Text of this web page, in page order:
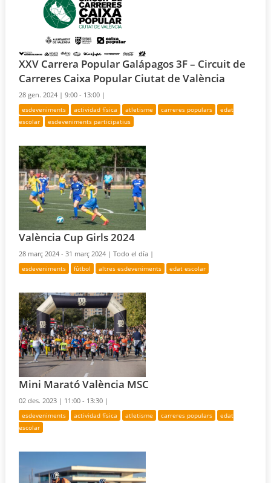
XXV Carrera Popular Galápagos 3F – Circuit de
Carreres Caixa Popular Ciutat de València
28 gen. 2024 |9:00 - 13:00 |
esdeveniments actividad física atletisme carreres populars
edat
escolar
esdeveniments participatius
València Cup Girls 2024
28 març 2024 - 31 març 2024 |Todo el día |
esdeveniments fútbol altres esdeveniments edat escolar
Mini Marató València MSC
02 des. 2023 | 11:00 - 13:30 |
esdeveniments actividad física atletisme carreres populars
edat
escolar